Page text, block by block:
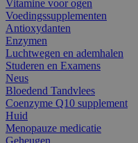
Vitamine voor ogen
Voedingssupplementen
Antioxydanten
Enzymen
Luchtwegen en ademhalen
Studeren en Examens
Neus
Bloedend Tandvlees
Coenzyme Q10 supplement
Huid
Menopauze medicatie
Geheugen